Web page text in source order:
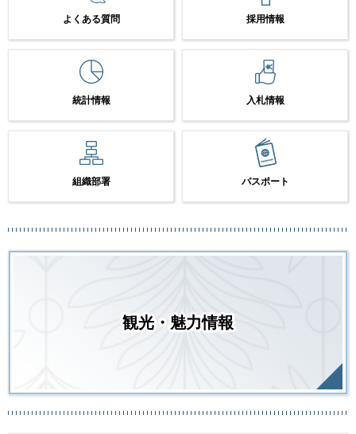
よくある質問 採用情報
統計情報 入札情報
組織部署 パスポート
観光・魅力情報